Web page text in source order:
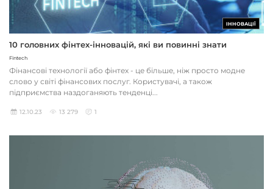
ІННОВАЦІЇ
10 головних фінтех-інновацій, які ви повинні знати
Fintech
Фінансові технології або фінтех - це більше, ніж просто модне
слово у світі фінансових послуг. Користувачі, а також
підприємства наздоганяють тенденці...
12.10.23 13 279 1